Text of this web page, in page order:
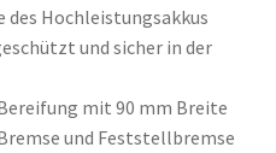
des Hochleistungsakkus
und sicher in der
mit 90 mm Breite
und Feststellbremse